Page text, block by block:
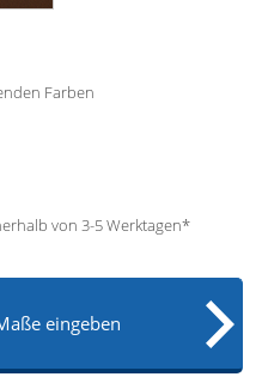
Farben
von 3-5 Werktagen*
eingeben